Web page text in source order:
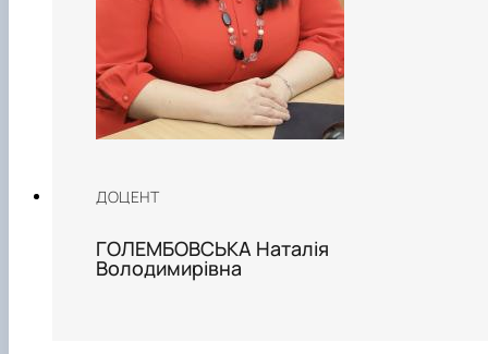
ДОЦЕНТ
ГОЛЕМБОВСЬКА Наталія
Володимирівна